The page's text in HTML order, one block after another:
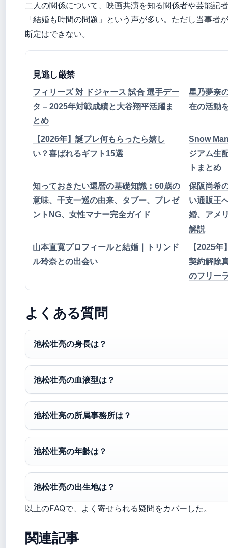
二人の関係について、映画共演を知る関係者や芸能記
「結婚も時間の問題」という声が多い。ただし当事者
断定はできない。
見逃し厳禁
フィリーズ 対 ドジャース 試合 選手デー
タ – 2025年対戦成績と大谷翔平活躍ま
とめ
星乃夢奈
在の活動
【2026年】誕プレ何もらったら嬉し
い？喜ばれるギフト15選
Snow
ジアム生
トまとめ
知っておきたい還暦の基礎知識：60歳の
意味、干支一巡の由来、タブー、プレゼ
ントNG、女性マナー完全ガイド
保阪尚希
い通販王
婚、アメ
解説
山本直寛プロフィールと結婚｜トリンド
ル玲奈との出会い
【2025
契約解除
のフリー
よくある質問
池松壮亮の身長は？
池松壮亮の血液型は？
池松壮亮の所属事務所は？
池松壮亮の年齢は？
池松壮亮の出生地は？
以上のFAQで、よく寄せられる疑問をカバーした。
関連記事